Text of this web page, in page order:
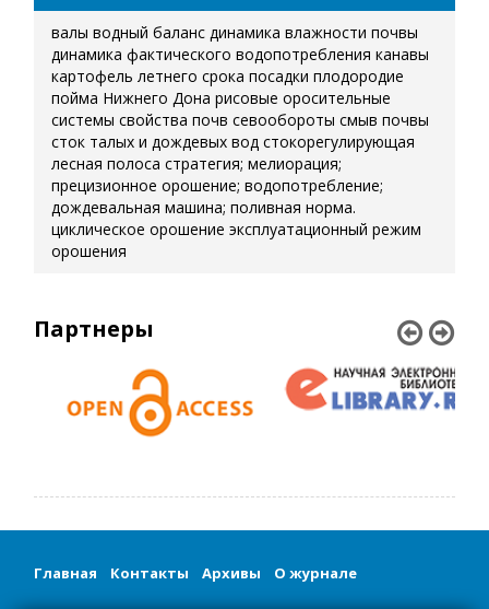
валы водный баланс динамика влажности почвы
динамика фактического водопотребления канавы
картофель летнего срока посадки плодородие
пойма Нижнего Дона рисовые оросительные
системы свойства почв севообороты смыв почвы
сток талых и дождевых вод стокорегулирующая
лесная полоса стратегия; мелиорация;
прецизионное орошение; водопотребление;
дождевальная машина; поливная норма.
циклическое орошение эксплуатационный режим
орошения
Партнеры
Главная Контакты Архивы О журнале